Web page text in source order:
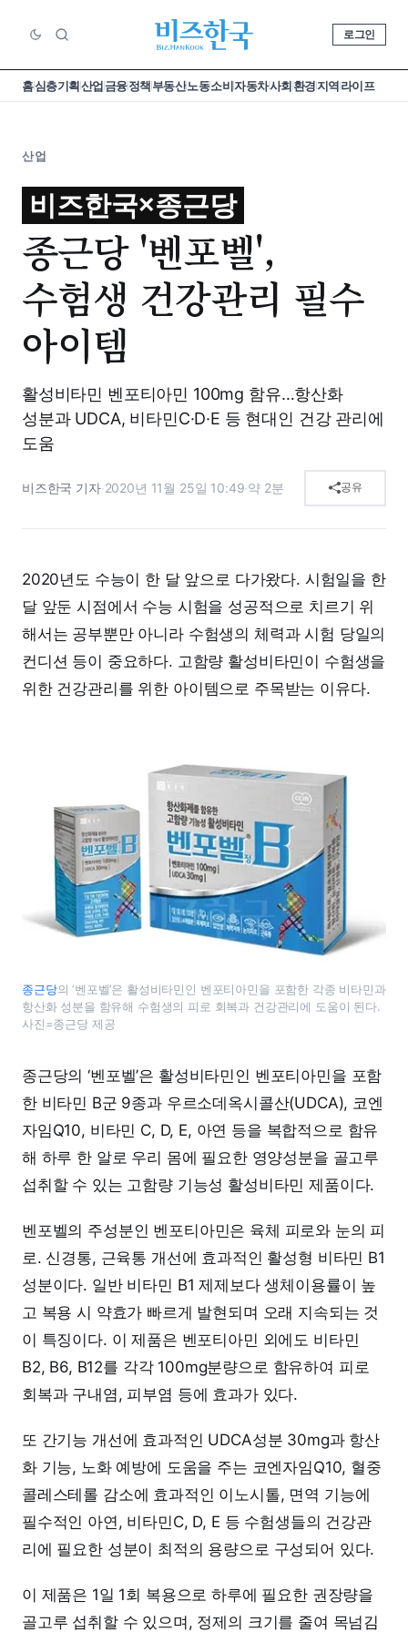
로그인
홈심층기획산업금융정책부동산노동소비자동차사회환경지역라이프
산업
비즈한국×종근당
종근당 '벤포벨',
수험생 건강관리 필수
아이템
활성비타민 벤포티아민 100mg 함유…항산화
성분과 UDCA, 비타민C·D·E 등 현대인 건강 관리에
도움
비즈한국 기자·2020년 11월 25일 10:49·약 2분 공유
2020년도 수능이 한 달 앞으로 다가왔다. 시험일을 한
달 앞둔 시점에서 수능 시험을 성공적으로 치르기 위
해서는 공부뿐만 아니라 수험생의 체력과 시험 당일의
컨디션 등이 중요하다. 고함량 활성비타민이 수험생을
위한 건강관리를 위한 아이템으로 주목받는 이유다.
종근당의 ‘벤포벨’은 활성비타민인 벤포티아민을 포함한 각종 비타민과
항산화 성분을 함유해 수험생의 피로 회복과 건강관리에 도움이 된다.
사진=종근당 제공
종근당의 ‘벤포벨’은 활성비타민인 벤포티아민을 포함
한 비타민 B군 9종과 우르소데옥시콜산(UDCA), 코엔
자임Q10, 비타민 C, D, E, 아연 등을 복합적으로 함유
해 하루 한 알로 우리 몸에 필요한 영양성분을 골고루
섭취할 수 있는 고함량 기능성 활성비타민 제품이다.
벤포벨의 주성분인 벤포티아민은 육체 피로와 눈의 피
로. 신경통, 근육통 개선에 효과적인 활성형 비타민 B1
성분이다. 일반 비타민 B1 제제보다 생체이용률이 높
고 복용 시 약효가 빠르게 발현되며 오래 지속되는 것
이 특징이다. 이 제품은 벤포티아민 외에도 비타민
B2, B6, B12를 각각 100mg분량으로 함유하여 피로
회복과 구내염, 피부염 등에 효과가 있다.
또 간기능 개선에 효과적인 UDCA성분 30mg과 항산
화 기능, 노화 예방에 도움을 주는 코엔자임Q10, 혈중
콜레스테롤 감소에 효과적인 이노시톨, 면역 기능에
필수적인 아연, 비타민C, D, E 등 수험생들의 건강관
리에 필요한 성분이 최적의 용량으로 구성되어 있다.
이 제품은 1일 1회 복용으로 하루에 필요한 권장량을
골고루 섭취할 수 있으며, 정제의 크기를 줄여 목넘김